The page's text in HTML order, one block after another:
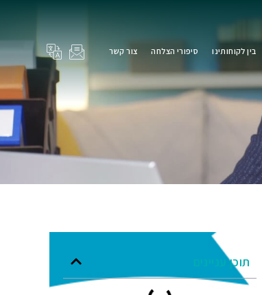
בין לקוחותינו סיפורי הצלחה צור קשר
תוכן עניינים